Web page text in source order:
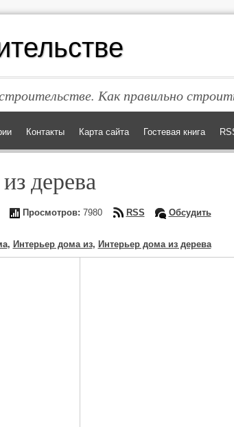
Как правильно
Контакты Карта сайта Гостевая книга
дерева
Просмотров: 7980 RSS
Обсудить
, Интерьер дома из, Интерьер дома из дерева